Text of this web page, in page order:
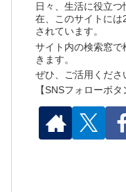
日々、生活に役立
在、このサイトに
されています。
サイト内の検索窓
きます。
ぜひ、ご活用くださ
【SNSフォローボタ